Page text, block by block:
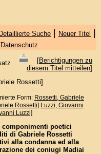
Detaillierte Suche| Neuer Titel |
[Berichtigungen zu
diesem Titel mitteilen]
Rossetti]
Form: Rossetti, Gabriele
Rossetti] Luzzi, Giovanni
Luzzi]
componimenti poetici
di Gabriele Rossetti
alla condanna ed alla
dei coniugi Madiai